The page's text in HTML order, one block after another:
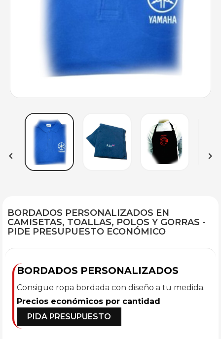
 
BORDADOS PERSONALIZADOS EN
CAMISETAS, TOALLAS, POLOS Y GORRAS -
PIDE PRESUPUESTO ECONÓMICO
BORDADOS PERSONALIZADOS
Consigue ropa bordada con diseño a tu medida.
Precios económicos por cantidad
PIDA PRESUPUESTO